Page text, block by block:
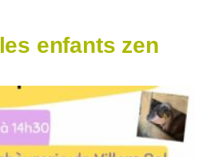
les enfants zen